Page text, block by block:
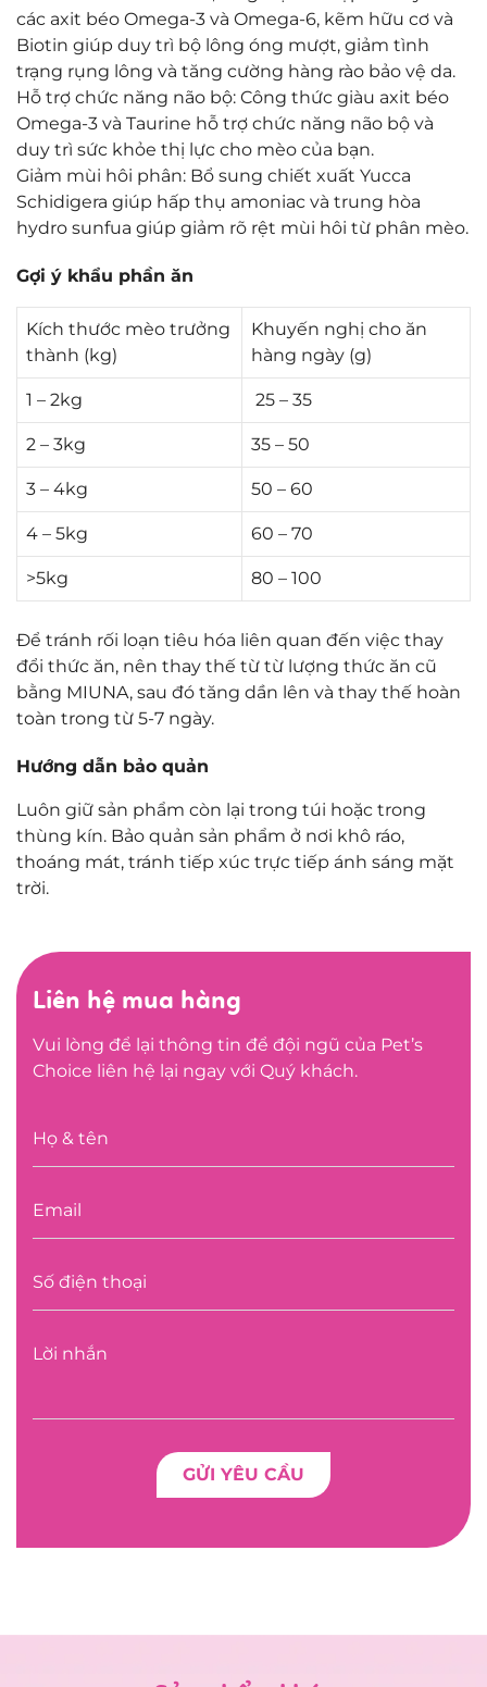
các axit béo Omega-3 và Omega-6, kẽm hữu cơ và
Biotin giúp duy trì bộ lông óng mượt, giảm tình
trạng rụng lông và tăng cường hàng rào bảo vệ da.
Hỗ trợ chức năng não bộ: Công thức giàu axit béo
Omega-3 và Taurine hỗ trợ chức năng não bộ và
duy trì sức khỏe thị lực cho mèo của bạn.
Giảm mùi hôi phân: Bổ sung chiết xuất Yucca
Schidigera giúp hấp thụ amoniac và trung hòa
hydro sunfua giúp giảm rõ rệt mùi hôi từ phân mèo.
Gợi ý khẩu phần ăn
Kích thước mèo trưởng
thành (kg)
Khuyến nghị cho ăn
hàng ngày (g)
1 – 2kg 25 – 35
2 – 3kg 35 – 50
3 – 4kg 50 – 60
4 – 5kg 60 – 70
>5kg 80 – 100
Để tránh rối loạn tiêu hóa liên quan đến việc thay
đổi thức ăn, nên thay thế từ từ lượng thức ăn cũ
bằng MIUNA, sau đó tăng dần lên và thay thế hoàn
toàn trong từ 5-7 ngày.
Hướng dẫn bảo quản
Luôn giữ sản phẩm còn lại trong túi hoặc trong
thùng kín. Bảo quản sản phẩm ở nơi khô ráo,
thoáng mát, tránh tiếp xúc trực tiếp ánh sáng mặt
trời.
Liên hệ mua hàng
Vui lòng để lại thông tin để đội ngũ của Pet’s
Choice liên hệ lại ngay với Quý khách.